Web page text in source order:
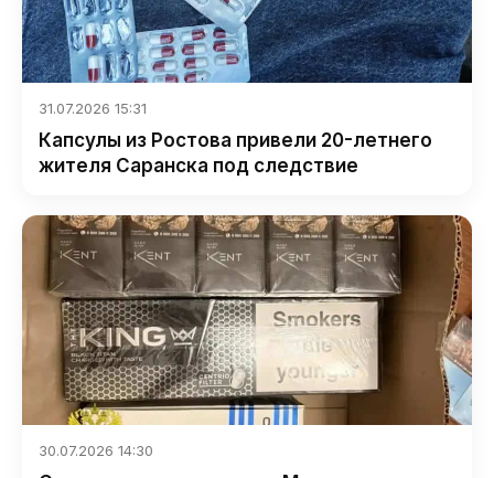
31.07.2026 15:31
Капсулы из Ростова привели 20-летнего
жителя Саранска под следствие
30.07.2026 14:30